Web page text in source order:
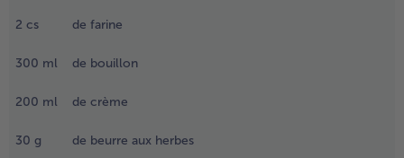
2 cs de farine
300 ml de bouillon
200 ml de crème
30 g de beurre aux herbes
d’eau